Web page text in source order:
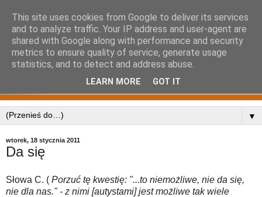
▼
wtorek, 18 stycznia 2011
Da się
Słowa C. ( Porzuć tę kwestię: "...to niemożliwe, nie da się,
nie dla nas." - z nimi [autystami] jest możliwe tak wiele
This site uses cookies from Google to deliver its services
and to analyze traffic. Your IP address and user-agent are
shared with Google along with performance and security
metrics to ensure quality of service, generate usage
statistics, and to detect and address abuse.
LEARN MORE GOT IT